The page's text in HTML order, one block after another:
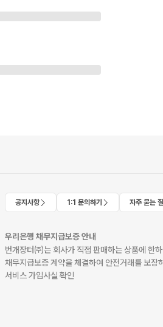
공지사항 1:1 문의하기 자주 묻는
우리은행 채무지급보증 안내
번개장터㈜는 회사가 직접 판매하는 상품에 한
채무지급보증 계약을 체결하여 안전거래를 보장
서비스 가입사실 확인